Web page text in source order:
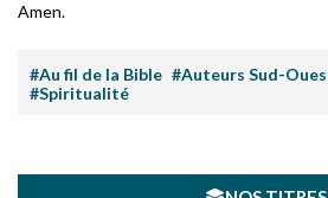
Amen.
#Au fil de la Bible #Auteurs Sud-
#Spiritualité